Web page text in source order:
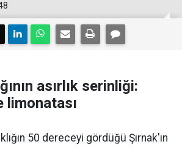
asırlık serinliği:
limonatası
50 dereceyi gördüğü Şırnak'ın